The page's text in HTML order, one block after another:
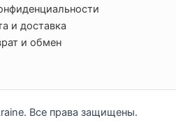
и доставка
и обмен
Все права защищены.